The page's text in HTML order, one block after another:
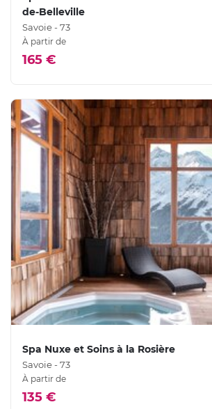
de-Belleville
Savoie - 73
À partir de
165 €
Spa Nuxe et Soins à la Rosière
Savoie - 73
À partir de
135 €